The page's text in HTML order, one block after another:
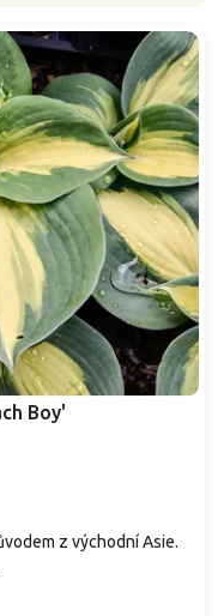
Boy'
z východní Asie.